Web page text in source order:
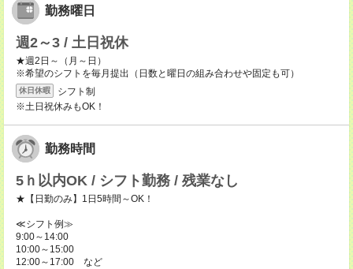
勤務曜日
週2～3 / 土日祝休
★週2日～（月～日）
※希望のシフトを毎月提出（日数と曜日の組み合わせや固定も可）
休日休暇
シフト制
※土日祝休みもOK！
勤務時間
5ｈ以内OK / シフト勤務 / 残業なし
★【日勤のみ】1日5時間～OK！
≪シフト例≫
9:00～14:00
10:00～15:00
12:00～17:00 など